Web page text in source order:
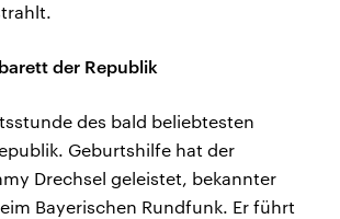
der Republik
des bald beliebtesten
Geburtshilfe hat der
Drechsel geleistet, bekannter
Bayerischen Rundfunk. Er führt